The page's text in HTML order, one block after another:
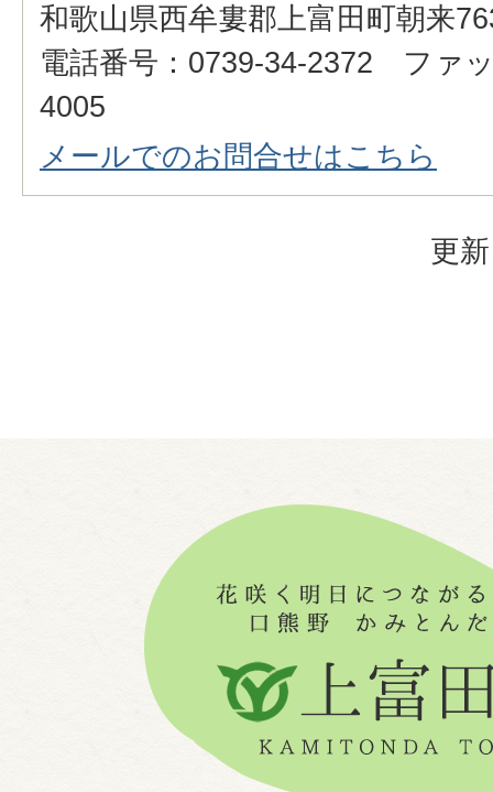
和歌山県西牟婁郡上富田町朝来
電話番号：0739-34-2372 ファ
4005
メールでのお問合せはこちら
更